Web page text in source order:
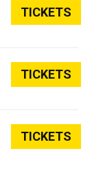
TICKETS
TICKETS
TICKETS